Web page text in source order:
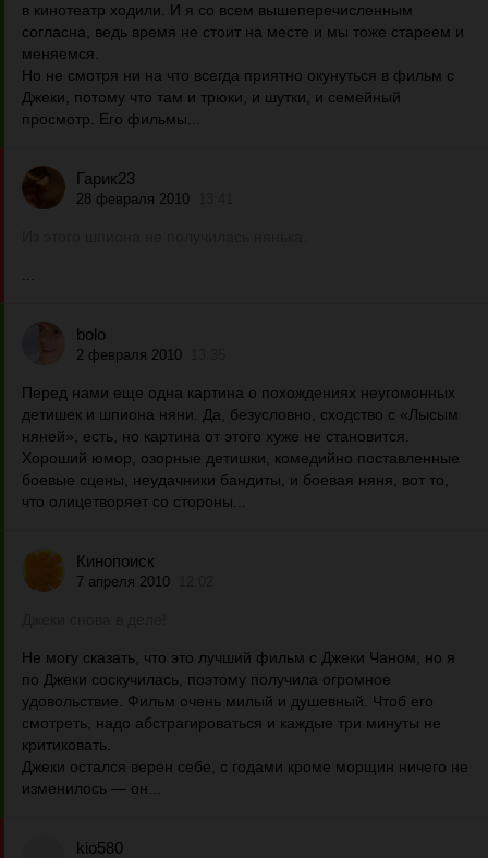
в кинотеатр ходили. И я со всем вышеперечисленным
согласна, ведь время не стоит на месте и мы тоже стареем и
меняемся.
Но не смотря ни на что всегда приятно окунуться в фильм с
Джеки, потому что там и трюки, и шутки, и семейный
просмотр. Его фильмы...
Гарик23
28 февраля 2010
bolo
2 февраля 2010
Перед нами еще одна картина о похождениях неугомонных
детишек и шпиона няни. Да, безусловно, сходство с «Лысым
няней», есть, но картина от этого хуже не становится.
Хороший юмор, озорные детишки, комедийно поставленные
боевые сцены, неудачники бандиты, и боевая няня, вот то,
что олицетворяет со стороны...
Кинопоиск
7 апреля 2010
Не могу сказать, что это лучший фильм с Джеки Чаном, но я
по Джеки соскучилась, поэтому получила огромное
удовольствие. Фильм очень милый и душевный. Чтоб его
смотреть, надо абстрагироваться и каждые три минуты не
критиковать.
Джеки остался верен себе, с годами кроме морщин ничего не
изменилось — он...
kio580